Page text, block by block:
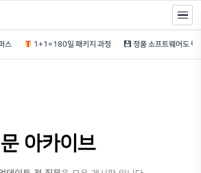
터스 캠퍼스 1+1=180일 패키지 과정
아카이브